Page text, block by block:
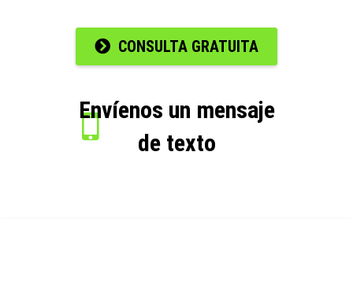
CONSULTA GRATUITA
Envíenos un mensaje
de texto